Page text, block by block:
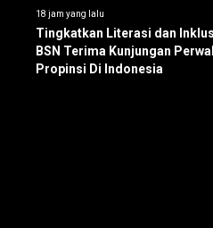
18 jam yang lalu
Tingkatkan Literasi dan
BSN Terima Kunjungan
Propinsi Di Indonesia